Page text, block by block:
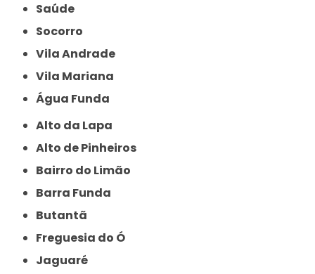
Saúde
Socorro
Vila Andrade
Vila Mariana
Água Funda
Alto da Lapa
Alto de Pinheiros
Bairro do Limão
Barra Funda
Butantã
Freguesia do Ó
Jaguaré